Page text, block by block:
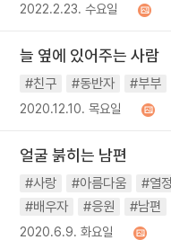
2022.2.23. 수요일
늘 옆에 있어주는 사람
#친구 #동반자 #부부
2020.12.10. 목요일
얼굴 붉히는 남편
#사랑 #아름다움 #열정
#배우자
#응원 #남편
2020.6.9. 화요일